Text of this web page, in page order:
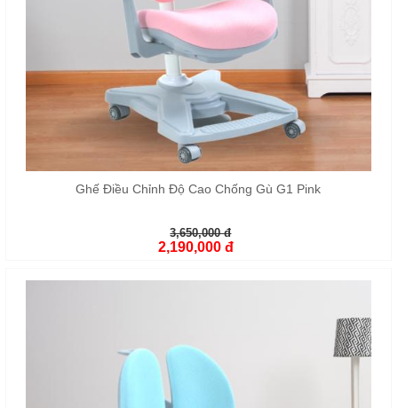
Ghế Điều Chỉnh Độ Cao Chống Gù G1 Pink
3,650,000 đ
2,190,000 đ